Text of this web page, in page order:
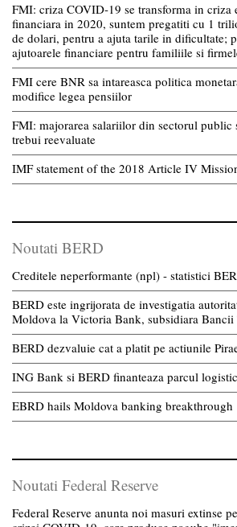
FMI: criza COVID-19 se transforma in criza
financiara in 2020, suntem pregatiti cu 1
de dolari, pentru a ajuta tarile in dificultate;
ajutoarele financiare pentru familiile si
FMI cere BNR sa intareasca politica
modifice legea pensiilor
FMI: majorarea salariilor din sectorul public
trebui reevaluate
IMF statement of the 2018 Article IV
Noutati BERD
Creditele neperformante (npl) - statistici
BERD este ingrijorata de investigatia
Moldova la Victoria Bank, subsidiara Bancii
BERD dezvaluie cat a platit pe actiunile
ING Bank si BERD finanteaza parcul
EBRD hails Moldova banking breakthrough
Noutati Federal Reserve
Federal Reserve anunta noi masuri extinse